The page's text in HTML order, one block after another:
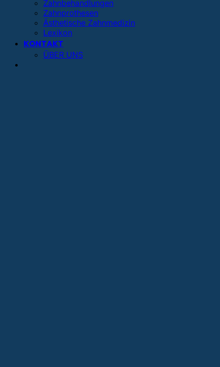
Zahnbehandlungen
Zahnprothesen
Ästhetische Zahnmedizin
Lexikon
KONTAKT
ÜBER UNS